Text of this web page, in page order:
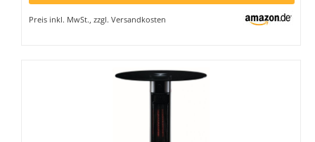
Preis inkl. MwSt., zzgl. Versandkosten